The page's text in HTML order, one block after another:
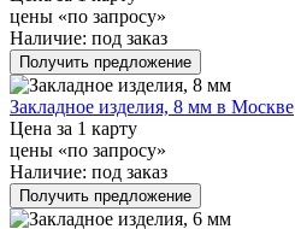
цены «по запросу»
Наличие: под заказ
Получить предложение
Закладное изделия, 8 мм в Москве
Цена за 1 карту
цены «по запросу»
Наличие: под заказ
Получить предложение